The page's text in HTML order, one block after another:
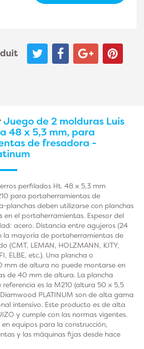
Juego de 2 molduras Luis
48 x 5,3 mm, para
de fresadora -
perfilados Ht. 48 x 5,3 mm
para portaherramientas de
planchas deben utilizarse con planchas
el portaherramientas. Espesor del
acero. Distancia entre agujeros (24
la mayoría de portaherramientas de
(CMT, LEMAN, HOLZMANN, KITY,
ELBE, etc.). Una plancha o
mm de altura no puede montarse en
de 40 mm de altura. La plancha
es la M210 (altura 50 x 5,5
PLATINUM son de alta gama
intensivo. Este producto es de alta
y cumple con las normas vigentes.
equipos para la construcción,
y las máquinas fijas desde hace